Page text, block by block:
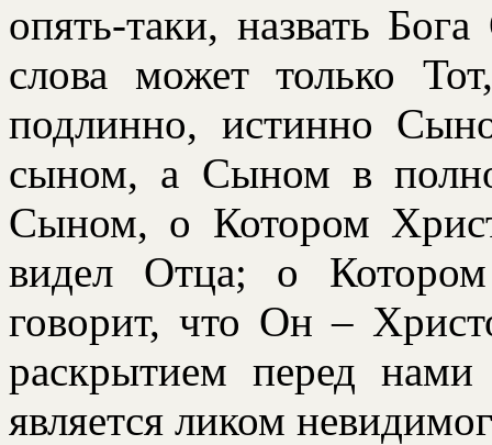
опять-таки, назвать
слова может только
подлинно, истинно
сыном, а Сыном в
Сыном, о Котоpом
видел Отца; о Котоpом
говорит, что Он –
раскрытием перед
является ликом